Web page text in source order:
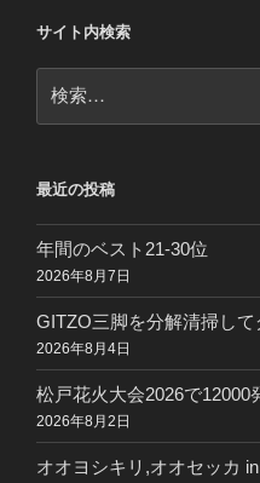
サイト内検索
索:
最近の投稿
年間のベスト21-30位
2026年8月7日
GITZO三脚を分解清掃し
2026年8月4日
松戸花火大会2026で12000
2026年8月2日
オオヨシキリ,オオセッカ